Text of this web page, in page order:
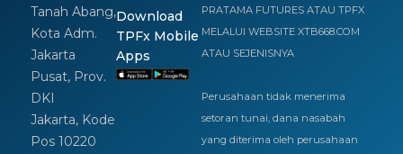
Tanah Abang,
Kota Adm.
Jakarta
Pusat, Prov.
DKI
Jakarta, Kode
Pos 10220
Download
TPFx Mobile
Apps
PRATAMA FUTURES ATAU TPFX
MELALUI WEBSITE XTB668.COM
ATAU SEJENISNYA
Perusahaan tidak menerima
setoran tunai, dana nasabah
yang diterima oleh perusahaan